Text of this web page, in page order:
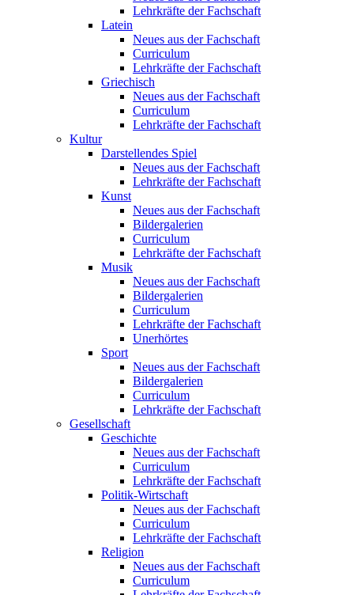
Lehrkräfte der Fachschaft
Latein
Neues aus der Fachschaft
Curriculum
Lehrkräfte der Fachschaft
Griechisch
Neues aus der Fachschaft
Curriculum
Lehrkräfte der Fachschaft
Kultur
Darstellendes Spiel
Neues aus der Fachschaft
Lehrkräfte der Fachschaft
Kunst
Neues aus der Fachschaft
Bildergalerien
Curriculum
Lehrkräfte der Fachschaft
Musik
Neues aus der Fachschaft
Bildergalerien
Curriculum
Lehrkräfte der Fachschaft
Unerhörtes
Sport
Neues aus der Fachschaft
Bildergalerien
Curriculum
Lehrkräfte der Fachschaft
Gesellschaft
Geschichte
Neues aus der Fachschaft
Curriculum
Lehrkräfte der Fachschaft
Politik-Wirtschaft
Neues aus der Fachschaft
Curriculum
Lehrkräfte der Fachschaft
Religion
Neues aus der Fachschaft
Curriculum